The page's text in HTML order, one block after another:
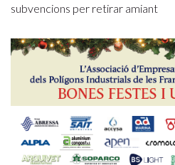
subvencions per retirar amiant